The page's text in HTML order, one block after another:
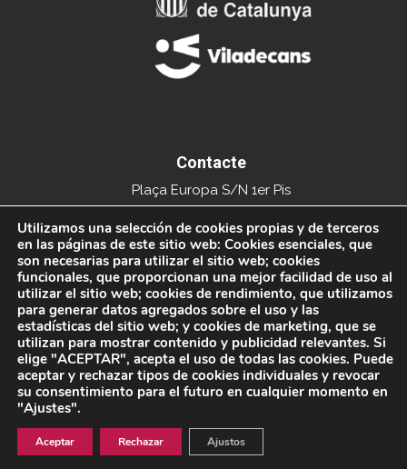
Contacte
Plaça Europa S/N 1er Pis
Edifici del Mercat Municipal
08840 Viladecans
Tel. 936591093
info@xarxacomercial.cat
© 2021 Xarxa Comercial de Viladecans. Tots els drets reservats. Avís
Utilizamos una selección de cookies propias y de terceros
en las páginas de este sitio web: Cookies esenciales, que
son necesarias para utilizar el sitio web; cookies
funcionales, que proporcionan una mejor facilidad de uso al
utilizar el sitio web; cookies de rendimiento, que utilizamos
para generar datos agregados sobre el uso y las
estadísticas del sitio web; y cookies de marketing, que se
utilizan para mostrar contenido y publicidad relevantes. Si
elige "ACEPTAR", acepta el uso de todas las cookies. Puede
aceptar y rechazar tipos de cookies individuales y revocar
su consentimiento para el futuro en cualquier momento en
"Ajustes".
Aceptar Rechazar Ajustos